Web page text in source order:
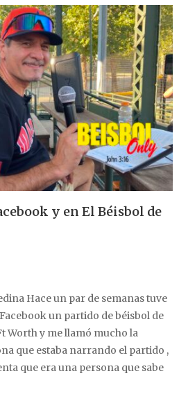
y en El Béisbol de
Hace un par de semanas tuve
un partido de béisbol de
Worth y me llamó mucho la
que estaba narrando el partido ,
que era una persona que sabe